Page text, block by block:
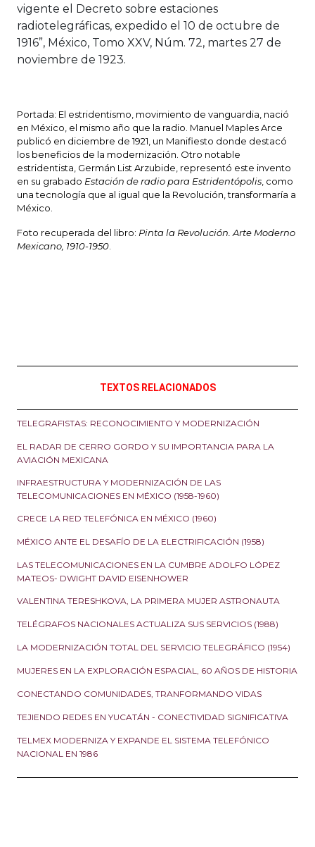
vigente el Decreto sobre estaciones
radiotelegráficas, expedido el 10 de octubre de
1916”, México, Tomo XXV, Núm. 72, martes 27 de
noviembre de 1923.
Portada: El estridentismo, movimiento de vanguardia, nació
en México, el mismo año que la radio. Manuel Maples Arce
publicó en diciembre de 1921, un Manifiesto donde destacó
los beneficios de la modernización. Otro notable
estridentista, Germán List Arzubide, representó este invento
en su grabado Estación de radio para Estridentópolis, como
una tecnología que al igual que la Revolución, transformaría a
México.
Foto recuperada del libro: Pinta la Revolución. Arte Moderno
Mexicano, 1910-1950.
TEXTOS RELACIONADOS
TELEGRAFISTAS: RECONOCIMIENTO Y MODERNIZACIÓN
EL RADAR DE CERRO GORDO Y SU IMPORTANCIA PARA LA
AVIACIÓN MEXICANA
INFRAESTRUCTURA Y MODERNIZACIÓN DE LAS
TELECOMUNICACIONES EN MÉXICO (1958-1960)
CRECE LA RED TELEFÓNICA EN MÉXICO (1960)
MÉXICO ANTE EL DESAFÍO DE LA ELECTRIFICACIÓN (1958)
LAS TELECOMUNICACIONES EN LA CUMBRE ADOLFO LÓPEZ
MATEOS- DWIGHT DAVID EISENHOWER
VALENTINA TERESHKOVA, LA PRIMERA MUJER ASTRONAUTA
TELÉGRAFOS NACIONALES ACTUALIZA SUS SERVICIOS (1988)
LA MODERNIZACIÓN TOTAL DEL SERVICIO TELEGRÁFICO (1954)
MUJERES EN LA EXPLORACIÓN ESPACIAL, 60 AÑOS DE HISTORIA
CONECTANDO COMUNIDADES, TRANFORMANDO VIDAS
TEJIENDO REDES EN YUCATÁN - CONECTIVIDAD SIGNIFICATIVA
TELMEX MODERNIZA Y EXPANDE EL SISTEMA TELEFÓNICO
NACIONAL EN 1986